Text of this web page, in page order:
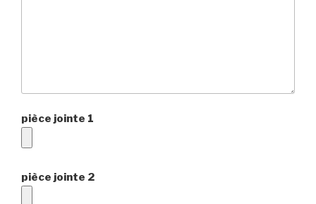
pièce jointe 1
pièce jointe 2